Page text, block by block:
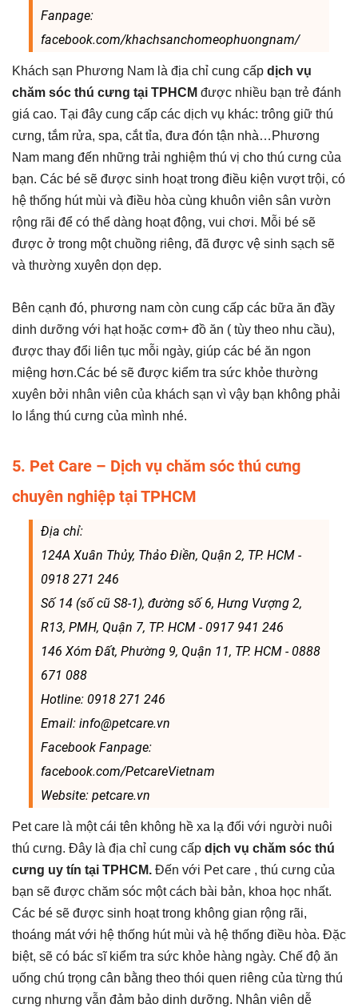
Fanpage:
facebook.com/khachsanchomeophuongnam/
Khách sạn Phương Nam là địa chỉ cung cấp dịch vụ
chăm sóc thú cưng tại TPHCM được nhiều bạn trẻ đánh
giá cao. Tại đây cung cấp các dịch vụ khác: trông giữ thú
cưng, tắm rửa, spa, cắt tỉa, đưa đón tận nhà…Phương
Nam mang đến những trải nghiệm thú vị cho thú cưng của
bạn. Các bé sẽ được sinh hoạt trong điều kiện vượt trội, có
hệ thống hút mùi và điều hòa cùng khuôn viên sân vườn
rộng rãi để có thể dàng hoạt động, vui chơi. Mỗi bé sẽ
được ở trong một chuồng riêng, đã được vệ sinh sạch sẽ
và thường xuyên dọn dẹp.
Bên cạnh đó, phương nam còn cung cấp các bữa ăn đầy
dinh dưỡng với hạt hoặc cơm+ đồ ăn ( tùy theo nhu cầu),
được thay đổi liên tục mỗi ngày, giúp các bé ăn ngon
miệng hơn.Các bé sẽ được kiểm tra sức khỏe thường
xuyên bởi nhân viên của khách sạn vì vậy bạn không phải
lo lắng thú cưng của mình nhé.
5. Pet Care – Dịch vụ chăm sóc thú cưng
chuyên nghiệp tại TPHCM
Địa chỉ:
124A Xuân Thủy, Thảo Điền, Quận 2, TP. HCM -
0918 271 246
Số 14 (số cũ S8-1), đường số 6, Hưng Vượng 2,
R13, PMH, Quận 7, TP. HCM - 0917 941 246
146 Xóm Đất, Phường 9, Quận 11, TP. HCM - 0888
671 088
Hotline: 0918 271 246
Email: info@petcare.vn
Facebook Fanpage:
facebook.com/PetcareVietnam
Website: petcare.vn
Pet care là một cái tên không hề xa lạ đối với người nuôi
thú cưng. Đây là địa chỉ cung cấp dịch vụ chăm sóc thú
cưng uy tín tại TPHCM. Đến với Pet care , thú cưng của
bạn sẽ được chăm sóc một cách bài bản, khoa học nhất.
Các bé sẽ được sinh hoạt trong không gian rộng rãi,
thoáng mát với hệ thống hút mùi và hệ thống điều hòa. Đặc
biệt, sẽ có bác sĩ kiểm tra sức khỏe hàng ngày. Chế độ ăn
uống chú trọng cân bằng theo thói quen riêng của từng thú
cưng nhưng vẫn đảm bảo dinh dưỡng. Nhân viên dễ